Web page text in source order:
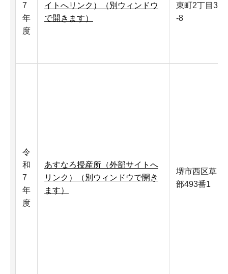
7
年
度
イトへリンク）（別ウィンドウ
で開きます）
東町2丁目39
-8
令
和
7
年
度
あすなろ授産所（外部サイトへ
リンク）（別ウィンドウで開き
ます）
堺市西区草
部493番1